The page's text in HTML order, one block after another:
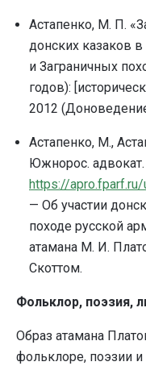
Астапенко, М. П.
донских казаков
и Заграничных
годов):
2012
Астапенко, М.,
Южнорос.
https://
— Об участии
походе русской
атамана М. И.
Скоттом.
Фольклор, поэзия,
Образ атамана
фольклоре, поэзии и